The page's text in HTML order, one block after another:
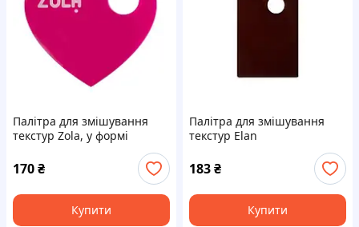
Палітра для змішування
текстур Zola, у формі
170₴
Купити
Палітра для змішування
текстур Elan
183₴
Купити